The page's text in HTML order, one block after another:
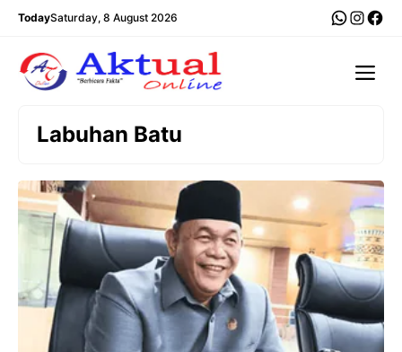
Langsung
TodaySaturday, 8 August 2026
Labuhan Batu